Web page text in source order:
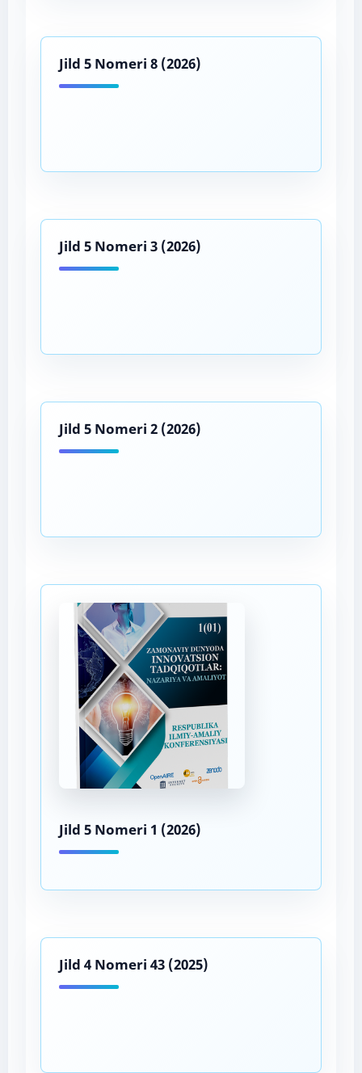
Jild 5 Nomeri 8 (2026)
Jild 5 Nomeri 3 (2026)
Jild 5 Nomeri 2 (2026)
Jild 5 Nomeri 1 (2026)
Jild 4 Nomeri 43 (2025)